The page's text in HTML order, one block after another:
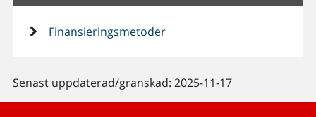
Finansieringsmetoder
Senast uppdaterad/granskad: 2025-11-17